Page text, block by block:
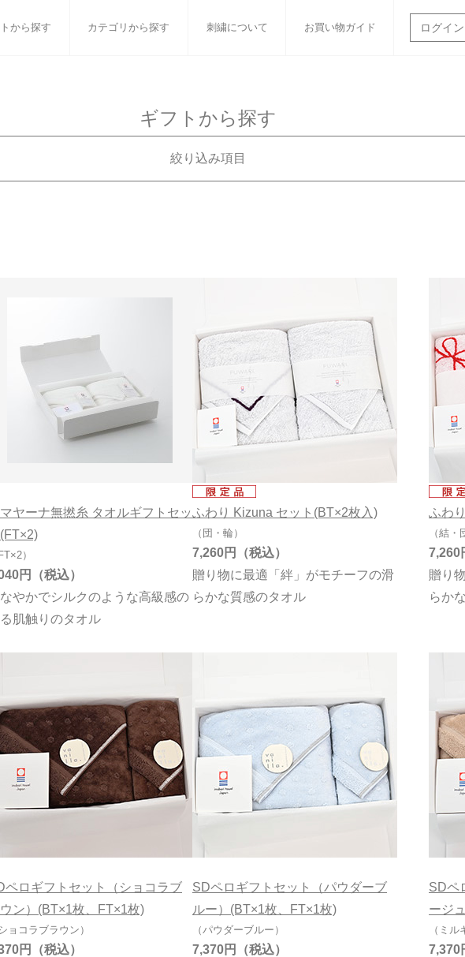
から探す カテゴリから探す 刺繍について お買い物ガイド ログイン
小さなお返し・お餞別 オーガニッ
ベビーグッズ マフラー 衣類
刺繍
絞り込み項目
4,999円
6,999円
7,999円
8,999円
オーガニック
タオルメーカ
城南織物
田中産業
正岡タオル
村上パイル
吉井タオル
杉野綿業
ギフトから探す
ヤーナ無撚糸 タオルギフトセッ
(FT×2)
）
なやかでシルクのような高級感の
肌触りのタオル
円
ふわり Kizuna セット(BT×2枚入)
（団・輪）
贈り物に最適「絆」がモチーフの滑
らかな質感のタオル
7,260円
ふわ
（結・
贈り
らか
7,260
ペロギフトセット（ショコラブ
ン）(BT×1枚、FT×1枚)
ショコラブラウン）
円
SDペロギフトセット（パウダーブ
ルー）(BT×1枚、FT×1枚)
（パウダーブルー）
7,370円
SDペ
ージ
（ミル
7,370